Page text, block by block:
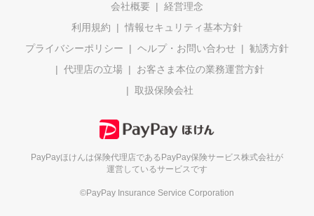
会社概要
経営理念
利用規約
情報セキュリティ基本方針
プライバシーポリシー
ヘルプ・お問い合わせ
勧誘方針
代理店の立場
お客さま本位の業務運営方針
取扱保険会社
PayPayほけんは保険代理店である PayPay保険サービス株式会社が
運営しているサービスです
©PayPay Insurance Service Corporation